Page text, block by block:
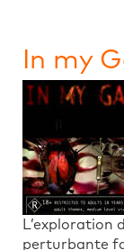
In my
L’exploration
perturbante